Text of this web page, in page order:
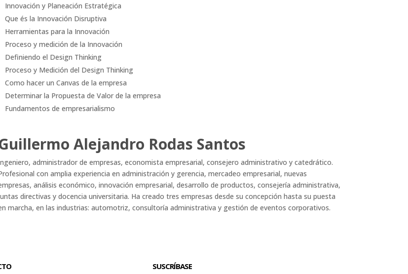
Innovación y Planeación Estratégica
Que és la Innovación Disruptiva
Herramientas para la Innovación
Proceso y medición de la Innovación
Definiendo el Design Thinking
Proceso y Medición del Design Thinking
Como hacer un Canvas de la empresa
Determinar la Propuesta de Valor de la empresa
Fundamentos de empresarialismo
Alejandro Rodas Santos
administrador de empresas, economista empresarial, consejero administrativo y catedrático.
con amplia experiencia en administración y gerencia, mercadeo empresarial, nuevas
análisis económico, innovación empresarial, desarrollo de productos, consejería administrativa,
directivas y docencia universitaria. Ha creado tres empresas desde su concepción hasta su puesta
marcha, en las industrias: automotriz, consultoría administrativa y gestión de eventos corporativos.
SUSCRÍBASE